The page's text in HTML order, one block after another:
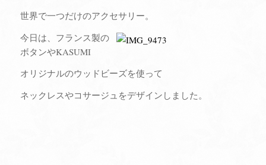
世界で一つだけのアクセサリー。
今日は、フランス製の
ボタンやKASUMI
オリジナルのウッドビーズを使って
ネックレスやコサージュをデザインしました。